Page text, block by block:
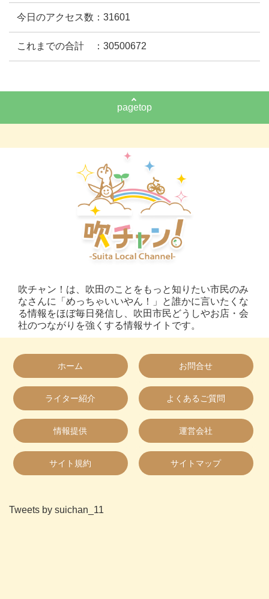
今日のアクセス数：31601
これまでの合計 ：30500672
pagetop
吹チャン！は、吹田のことをもっと知りたい市民のみ
なさんに「めっちゃいいやん！」と誰かに言いたくな
る情報をほぼ毎日発信し、吹田市民どうしやお店・会
社のつながりを強くする情報サイトです。
ホーム お問合せ
ライター紹介 よくあるご質問
情報提供 運営会社
サイト規約 サイトマップ
Tweets by suichan_11